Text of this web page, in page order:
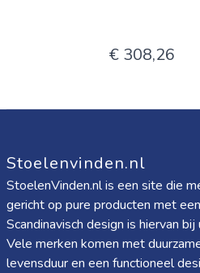
€ 308,26
Stoelenvinden.nl
StoelenVinden.nl is een site die
gericht op pure producten met
Scandinavisch design is hiervan
Vele merken komen met
levensduur en een functioneel